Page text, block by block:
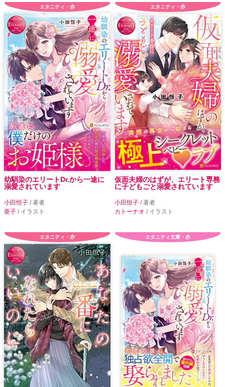
エタニティ・赤
幼馴染のエリートDr.から一途に
溺愛されています
小田恒子 / 著者
亜子 / イラスト
エタニティ・赤
仮面夫婦のはずが、エリート専務
に子どもごと溺愛されています
小田恒子 / 著者
カトーナオ / イラスト
エタニティ・赤 エタニティ文庫・赤